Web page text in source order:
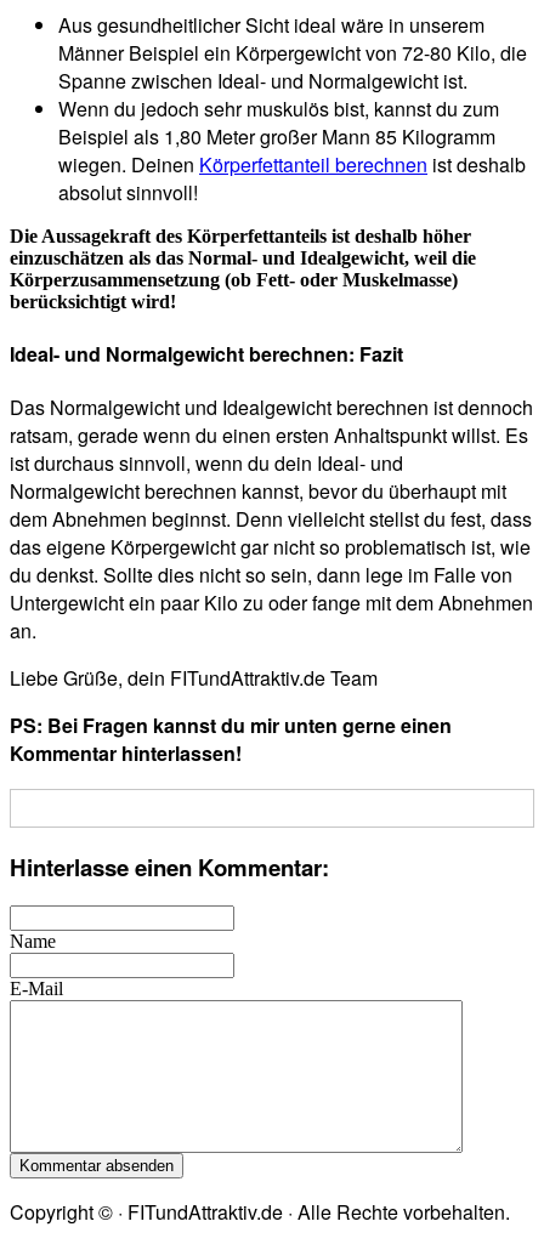
Aus gesundheitlicher Sicht ideal wäre in unserem
Männer Beispiel ein Körpergewicht von 72-80 Kilo, die
Spanne zwischen Ideal- und Normalgewicht ist.
Wenn du jedoch sehr muskulös bist, kannst du zum
Beispiel als 1,80 Meter großer Mann 85 Kilogramm
wiegen. Deinen Körperfettanteil berechnen ist deshalb
absolut sinnvoll!
Die Aussagekraft des Körperfettanteils ist deshalb höher
einzuschätzen als das Normal- und Idealgewicht, weil die
Körperzusammensetzung (ob Fett- oder Muskelmasse)
berücksichtigt wird!
Ideal- und Normalgewicht berechnen: Fazit
Das Normalgewicht und Idealgewicht berechnen ist dennoch
ratsam, gerade wenn du einen ersten Anhaltspunkt willst. Es
ist durchaus sinnvoll, wenn du dein Ideal- und
Normalgewicht berechnen kannst, bevor du überhaupt mit
dem Abnehmen beginnst. Denn vielleicht stellst du fest, dass
das eigene Körpergewicht gar nicht so problematisch ist, wie
du denkst. Sollte dies nicht so sein, dann lege im Falle von
Untergewicht ein paar Kilo zu oder fange mit dem Abnehmen
an.
Liebe Grüße, dein FITundAttraktiv.de Team
PS: Bei Fragen kannst du mir unten gerne einen
Kommentar hinterlassen!
Hinterlasse einen Kommentar:
Name
E-Mail
Copyright © · FITundAttraktiv.de · Alle Rechte vorbehalten.